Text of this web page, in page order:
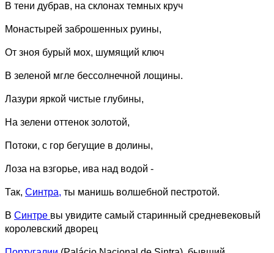
В тени дубрав, на склонах темных круч
Монастырей заброшенных руины,
От зноя бурый мох, шумящий ключ
В зеленой мгле бессолнечной лощины.
Лазури яркой чистые глубины,
На зелени оттенок золотой,
Потоки, с гор бегущие в долины,
Лоза на взгорье, ива над водой -
Так, Синтра, ты манишь волшебной пестротой.
В Синтре вы увидите самый старинный средневековый
королевский дворец